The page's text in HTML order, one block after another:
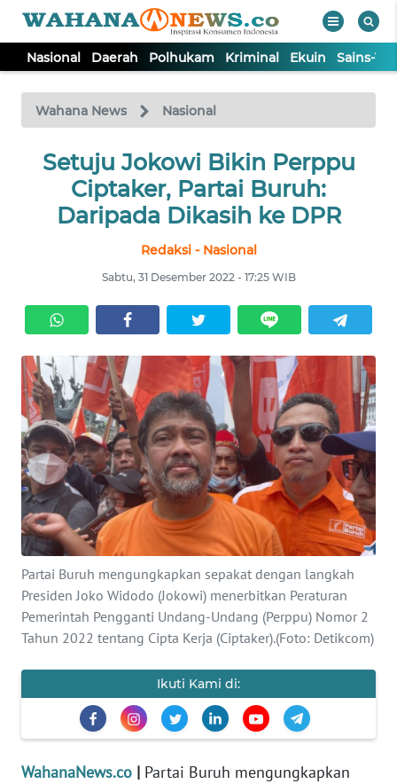
Nasional Daerah Polhukam Kriminal Ekuin Sains-
Wahana News Nasional
Setuju Jokowi Bikin Perppu
Ciptaker, Partai Buruh:
Daripada Dikasih ke DPR
Redaksi - Nasional
Sabtu, 31 Desember 2022 - 17:25 WIB
Partai Buruh mengungkapkan sepakat dengan langkah
Presiden Joko Widodo (Jokowi) menerbitkan Peraturan
Pemerintah Pengganti Undang-Undang (Perppu) Nomor 2
Tahun 2022 tentang Cipta Kerja (Ciptaker).(Foto: Detikcom)
Ikuti Kami di:
WahanaNews.co | Partai Buruh mengungkapkan
TV
Tutup
NASIONAL
DAERAH
KRIMINAL
EKUIN
SAINS-TEKNO
KESEHATAN
INTERNASIONAL
SERBA-SERBI
PENDIDIKAN